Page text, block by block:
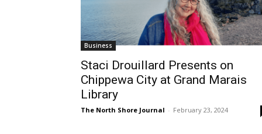
Business
Staci Drouillard Presents on
Chippewa City at Grand Marais
Library
The North Shore Journal - February 23, 2024